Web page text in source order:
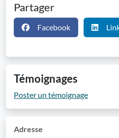
Partager
Facebook
Témoignages
Poster un témoignage
Adresse